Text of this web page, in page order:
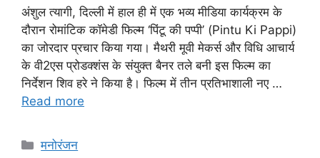
अंशुल त्यागी, दिल्ली में हाल ही में एक भव्य मीडिया कार्यक्रम के
दौरान रोमांटिक कॉमेडी फिल्म ‘पिंटू की पप्पी’ (Pintu Ki Pappi)
का जोरदार प्रचार किया गया। मैथरी मूवी मेकर्स और विधि आचार्य
के वी2एस प्रोडक्शंस के संयुक्त बैनर तले बनी इस फिल्म का
निर्देशन शिव हरे ने किया है। फिल्म में तीन प्रतिभाशाली नए …
Read more
मनोरंजन